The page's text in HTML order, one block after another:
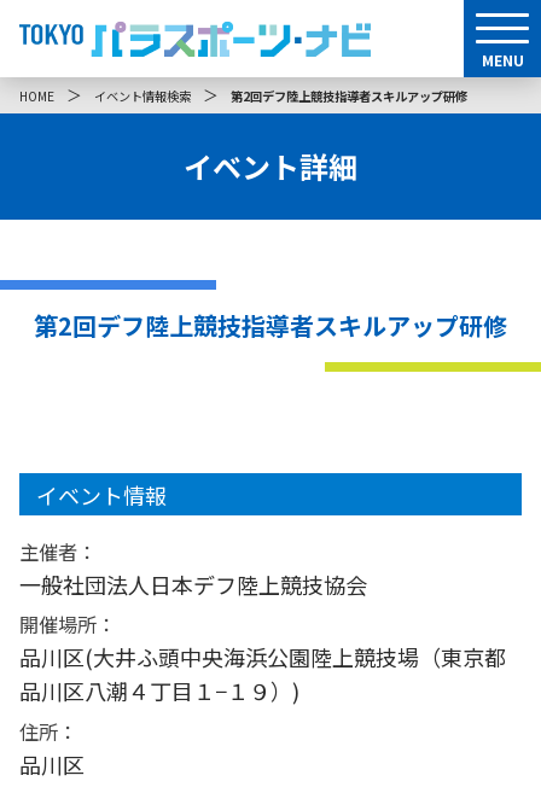
MENU
HOME ＞ イベント情報検索 ＞ 第2回デフ陸上競技指導者スキルアップ研修
イベント詳細
第2回デフ陸上競技指導者スキルアップ研修
イベント情報
主催者：
一般社団法人日本デフ陸上競技協会
開催場所：
品川区(大井ふ頭中央海浜公園陸上競技場（東京都
品川区八潮４丁目１−１９）)
住所：
品川区